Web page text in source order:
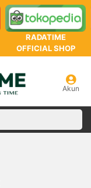
RADATIME
OFFICIAL SHOP
Akun